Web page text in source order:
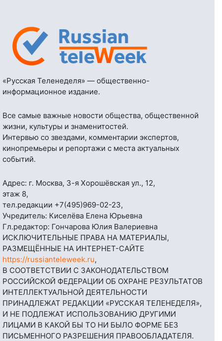
«Русская Теленеделя» — общественно-
информационное издание.
Все самые важные новости общества, общественной
жизни, культуры и знаменитостей.
Интервью со звездами, комментарии экспертов,
кинопремьеры и репортажи с места актуальных
событий.
Адрес: г. Москва, 3-я Хорошёвская ул., 12,
этаж 8,
тел.редакции +7(495)969-02-23,
Учредитель: Киселёва Елена Юрьевна
Гл.редактор: Гончарова Юлия Валериевна
ИСКЛЮЧИТЕЛЬНЫЕ ПРАВА НА МАТЕРИАЛЫ,
РАЗМЕЩЁННЫЕ НА ИНТЕРНЕТ-САЙТЕ
https://russianteleweek.ru,
В СООТВЕТСТВИИ С ЗАКОНОДАТЕЛЬСТВОМ
РОССИЙСКОЙ ФЕДЕРАЦИИ ОБ ОХРАНЕ РЕЗУЛЬТАТОВ
ИНТЕЛЛЕКТУАЛЬНОЙ ДЕЯТЕЛЬНОСТИ
ПРИНАДЛЕЖАТ РЕДАКЦИИ «РУССКАЯ ТЕЛЕНЕДЕЛЯ»,
И НЕ ПОДЛЕЖАТ ИСПОЛЬЗОВАНИЮ ДРУГИМИ
ЛИЦАМИ В КАКОЙ БЫ ТО НИ БЫЛО ФОРМЕ БЕЗ
ПИСЬМЕННОГО РАЗРЕШЕНИЯ ПРАВООБЛАДАТЕЛЯ.